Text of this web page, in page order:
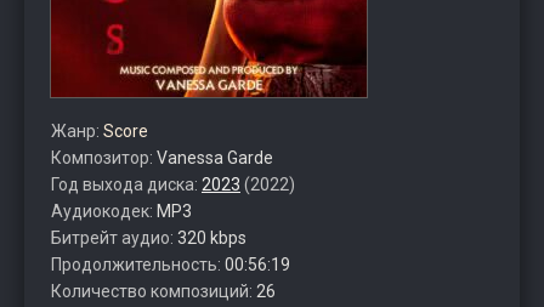
Жанр: Score
Композитор: Vanessa Garde
Год выхода диска: 2023 (2022)
Аудиокодек: MP3
Битрейт аудио: 320 kbps
Продолжительность: 00:56:19
Количество композиций: 26